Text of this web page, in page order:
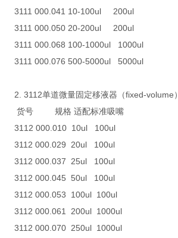
3111 000.041 10-100ul 200ul
3111 000.050 20-200ul 200ul
3111 000.068 100-1000ul 1000ul
3111 000.076 500-5000ul 5000ul
2. 3112单道微量固定移液器（fixed-volume）
货号 规格 适配标准吸嘴
3112 000.010 10ul 100ul
3112 000.029 20ul 100ul
3112 000.037 25ul 100ul
3112 000.045 50ul 100ul
3112 000.053 100ul 100ul
3112 000.061 200ul 1000ul
3112 000.070 250ul 1000ul